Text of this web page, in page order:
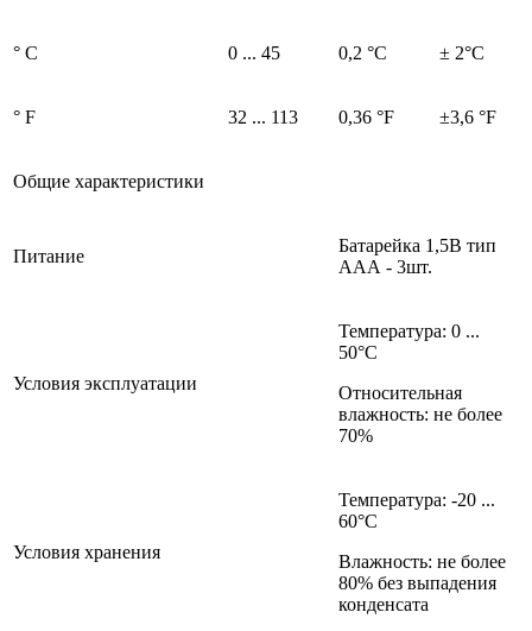
° С 0 ... 45 0,2 °C ± 2°C
° F 32 ... 113 0,36 °F ±3,6 °F
Общие характеристики
Питание
Батарейка 1,5В тип
ААА - 3шт.
Условия эксплуатации
Температура: 0 ...
50°C
Относительная
влажность: не более
70%
Условия хранения
Температура: -20 ...
60°C
Влажность: не более
80% без выпадения
конденсата